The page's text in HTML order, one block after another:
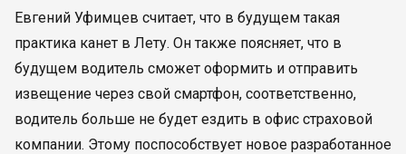
Евгений Уфимцев считает, что в будущем такая
практика канет в Лету. Он также поясняет, что в
будущем водитель сможет оформить и отправить
извещение через свой смартфон, соответственно,
водитель больше не будет ездить в офис страховой
компании. Этому поспособствует новое разработанное